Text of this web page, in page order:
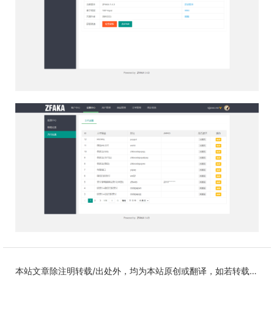
本站文章除注明转载/出处外，均为本站原创或翻译，如若转载，请注明出处。